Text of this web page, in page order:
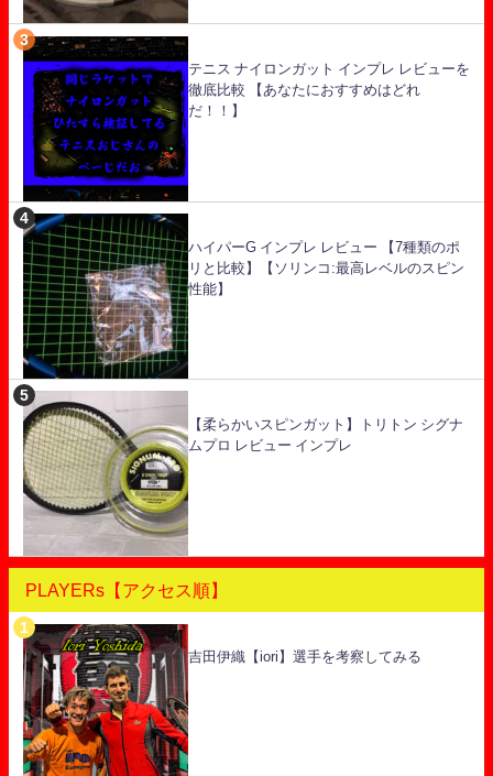
テニス ナイロンガット インプレ レビューを
徹底比較 【あなたにおすすめはどれ
だ！！】
ハイパーG インプレ レビュー 【7種類のポ
リと比較】【ソリンコ:最高レベルのスピン
性能】
【柔らかいスピンガット】トリトン シグナ
ムプロ レビュー インプレ
PLAYERs【アクセス順】
吉田伊織【iori】選手を考察してみる